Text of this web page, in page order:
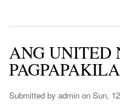
ANG UNITED
Submitted by admin on Sun,